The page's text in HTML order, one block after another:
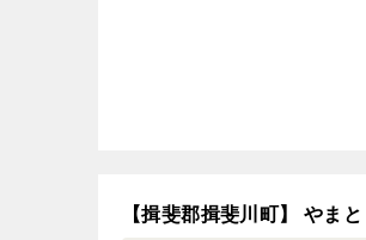
【揖斐郡揖斐川町】 やま